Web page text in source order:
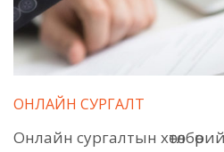
ОНЛАЙН СУРГАЛТ
Онлайн сургалтын